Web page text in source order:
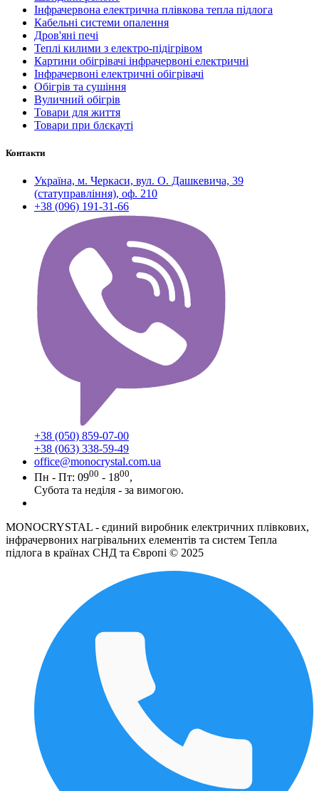
Інфрачервона електрична плівкова тепла підлога
Кабельні системи опалення
Дров'яні печі
Теплі килими з електро-підігрівом
Картини обігрівачі інфрачервоні електричні
Інфрачервоні електричні обігрівачі
Обігрів та сушіння
Вуличний обігрів
Товари для життя
Товари при блєкауті
Контакти
Україна, м. Черкаси, вул. О. Дашкевича, 39
(статуправління), оф. 210
+38 (096) 191-31-66
+38 (050) 859-07-00
+38 (063) 338-59-49
office@monocrystal.com.ua
Пн - Пт: 0900 - 1800,
Субота та неділя - за вимогою.
MONOCRYSTAL - єдиний виробник електричних плівкових,
інфрачервоних нагрівальних елементів та систем Тепла
підлога в країнах СНД та Європі © 2025